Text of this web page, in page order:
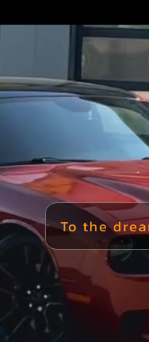
Beliebte Muscle Cars
Dodge
Dodge
Chevrolet
Ford
Ford
für muscle car
vergleichen können –
Sportwagen in Essen
sportwagen in essen
Diese Fahrzeuge
To the